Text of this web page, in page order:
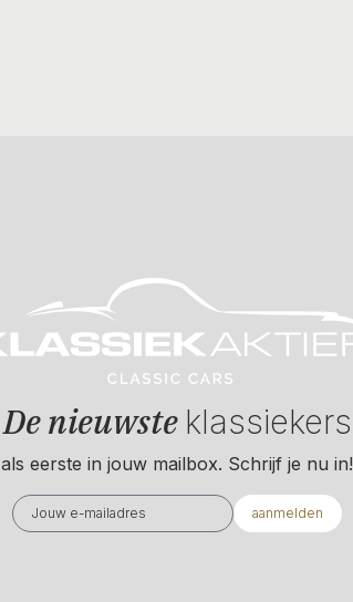
De nieuwste klassiekers
als eerste in jouw mailbox. Schrijf je nu in!
aanmelden